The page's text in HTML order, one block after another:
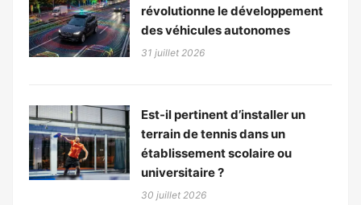
révolutionne le développement
des véhicules autonomes
31 juillet 2026
Est-il pertinent d’installer un
terrain de tennis dans un
établissement scolaire ou
universitaire ?
30 juillet 2026